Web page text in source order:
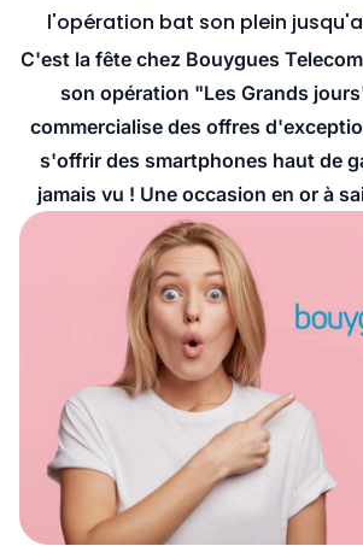
l'opération bat son plein
C'est la fête chez Bouygues
son opération "Les Grands
commercialise des offres
s'offrir des smartphones haut de
jamais vu ! Une occasion en or à